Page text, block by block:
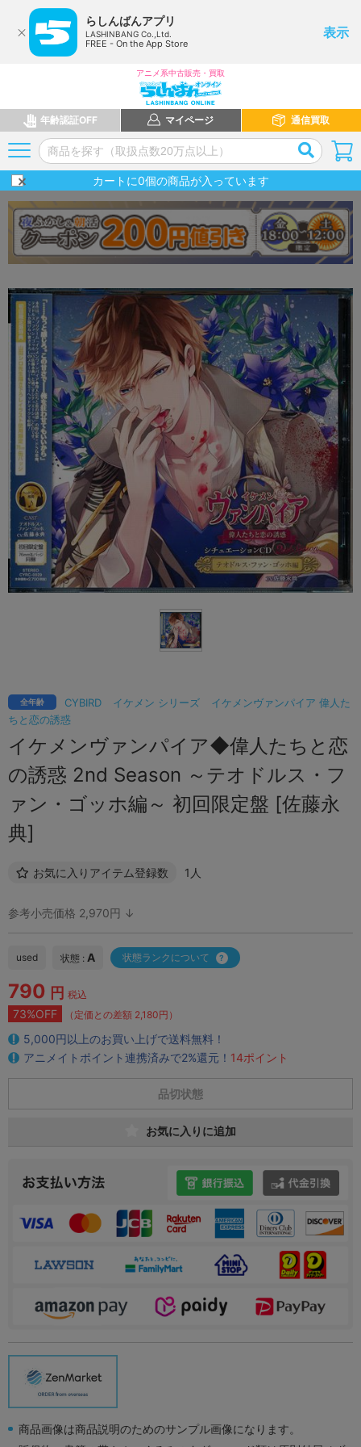
らしんばんアプリ
LASHINBANG Co.,Ltd.
FREE - On the App Store
表示
アニメ系中古販売・買取
年齢認証OFF マイページ 通信買取
カートに0個の商品が入っています
CYBIRD イケメン シリーズ
イケメンヴァンパイア 偉人た
ちと恋の誘惑
全年齢
イケメンヴァンパイア◆偉人たちと恋
の誘惑 2nd Season ～テオドルス・フ
ァン・ゴッホ編～ 初回限定盤 [佐藤永
典]
お気に入りアイテム登録数 1人
参考小売価格 2,970円 ↓
used 状態 : A 状態ランクについて
790 円 税込
73%OFF （定価との差額 2,180円）
5,000円以上のお買い上げで送料無料！
アニメイトポイント連携済みで2%還元！ 14ポイント
品切状態
お気に入りに追加
商品画像は商品説明のためのサンプル画像になります。